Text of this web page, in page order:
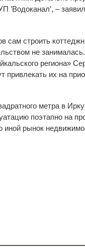
’Водоканал’, –
строить
не
региона»
привлекать их на
метра в
поэтапно на
рынок